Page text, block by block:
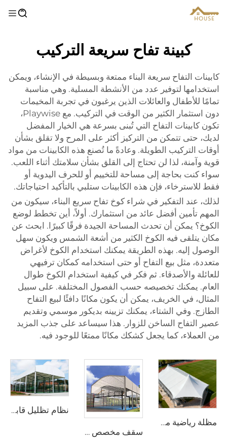
كبينة تفاح سريعة التركيب
كابينات التفاح سريعة البناء ممتعة وبسيطة في الإنشاء، ويمكن
استخدامها لتوفير عدد من الأنشطة المسلية. وهي مناسبة
تمامًا للأطفال والعائلات الذين يرغبون في تجربة المخيمات
دون استثمار الكثير من الوقت في التركيب. مع Playwise،
تكون كابينات التفاح التي تُبنى بسرعة هي الخيار المفضل
لديك، حتى تتمكن من التركيز أكثر على المرح ولا تقلق بشأن
أوقات التركيب الطويلة. وعادةً ما تُصنع هذه الكابينات من مواد
قوية وآمنة، لذا لن تحتاج إلى القلق بشأن سلامتك أثناء اللعب.
سواء كنت بحاجة إلى مساحة للتخييم أو للحرف اليدوية أو
فقط للاسترخاء، فإن هذه الكابينات ستلبي بالتأكيد احتياجاتك.
لذلك، عند التفكير في شراء كوخ تفاح سريع البناء، سيكون من
المهم تأمين أفضل عائد من استثمارك. أولاً، أين تخطط لوضع
الكوخ؟ يمكن أن تحدث المساحة الجيدة فرقًا كبيرًا. ابحث عن
مكان يتلقى فيه الكوخ الكثير من أشعة الشمس ويكون سهل
الوصول إليه. بهذه الطريقة يمكنك استخدام الكوخ لأغراض
متعددة، مثل بيع التفاح أو حتى استخدامه كمكان ترفيهي
للعائلة والأصدقاء. ثم فكر في كيفية استخدام الكوخ طوال
العام. يمكنك تخصيصه حسب الفصول المختلفة. على سبيل
المثال، في الخريف، يمكن أن يكون مكانًا دافئًا لبيع التفاح
الطازج. وفي الشتاء، يمكنك تزيينه بديكور موسمي وتقديم
عصير التفاح الساخن للزوار. هذا سيساعد على جذب المزيد
من العملاء، كما يجعل كشكك مكانًا ممتعًا للوجود فيه.
مظلة رياضية مقاومة للماء وعالية التحمل | مأوى خارجي واسع النطاق للفعاليات مع شعار مخصص
سقف مخصص لملاعب البدل بأسعار المصنع | غطاء هيكلي ألومنيوم لتجميع سريع لتطوير مواقع الرياضة في الهواء الطلق
نظام تظليل قابل للتركيب لملاعب البدل | هيكل رياضي بانورامي عالي المتانة للاستخدام طوال العام